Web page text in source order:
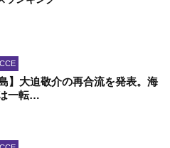
島】大迫敬介の再合流を発表。海
一転…